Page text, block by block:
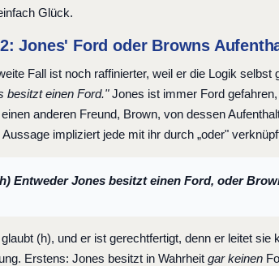
Glück.
Jones' Ford oder Browns
Fall ist noch raffinierter, weil er die Logik
besitzt einen Ford."Jones ist immer Ford
anderen Freund, Brown, von dessen
Aussage impliziert jede mit ihr durch „oder"
Entweder Jones besitzt einen Ford, oder
(h), und er ist gerechtfertigt, denn er leitet
Erstens: Jones besitzt in Wahrheit gar keinen